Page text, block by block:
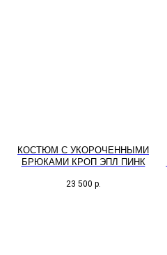
КОСТЮМ С УКОРОЧЕННЫМИ
БРЮКАМИ КРОП ЭПЛ ПИНК
23 500 р.